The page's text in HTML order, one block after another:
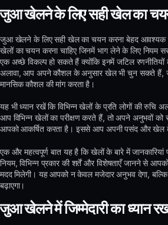
खेलने के लिए सही खेल का
जुआ खेलने के लिए सही खेल का चयन करना बेहद आवश्यक
खेलों का चयन करना चाहिए जिनमें भाग लेने के लिए नियम
एक अच्छे विकल्प हो सकते हैं क्योंकि इनमें जटिल
अलावा, आप अपने कौशल के अनुसार खेल भी चुन सकते हैं,
मानसिक कौशल की मांग करता है।
यह भी ध्यान रखें कि विभिन्न खेलों के प्रति लोगों की रुचि
आप विभिन्न खेलों का परीक्षण करते हैं, तो अपने अनुभवों
आपको आकर्षित करता है। इससे आप अपनी पसंद और खेल
एक और महत्वपूर्ण बात यह है कि खेलों के बारे में
नियम, विभिन्न प्रकार की शर्तें और विशेषताएँ जानने से
मदद मिलेगी। यह आपको न केवल मजेदार अनुभव देगा,
बढ़ाएगा।
खेलने में जिम्मेदारी का ध्यान